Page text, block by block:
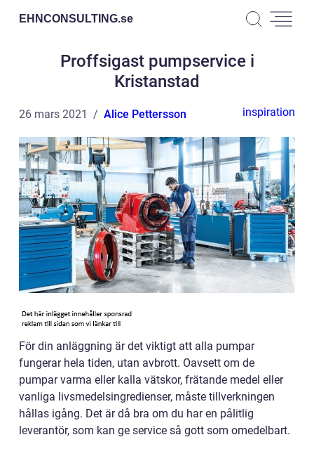
EHNCONSULTING.se
Proffsigast pumpservice i
Kristanstad
26 mars 2021 Alice Pettersson inspiration
För din anläggning är det viktigt att alla pumpar
fungerar hela tiden, utan avbrott. Oavsett om de
pumpar varma eller kalla vätskor, frätande medel eller
vanliga livsmedelsingredienser, måste tillverkningen
hållas igång. Det är då bra om du har en pålitlig
leverantör, som kan ge service så gott som omedelbart.